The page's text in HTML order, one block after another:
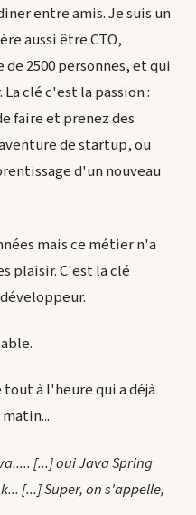
entre amis. Je suis un
aussi être CTO,
2500 personnes, et qui
clé c'est la passion :
faire et prenez des
de startup, ou
d'un nouveau
mais ce métier n'a
plaisir. C'est la clé
à l'heure qui a déjà
[...] oui Java Spring
[...] Super, on s'appelle,